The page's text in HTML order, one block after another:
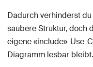
Dadurch verhinderst
saubere Struktur, doch
eigene «include»-Use-
Diagramm lesbar bleibt.